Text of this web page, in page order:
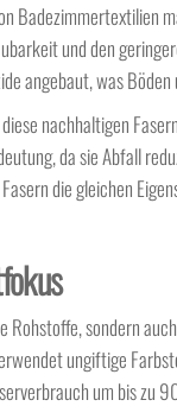
Badezimmertextilien
und den
angebaut, was
nachhaltigen
da sie Abfall
die gleichen
sondern
ungiftige
um bis zu